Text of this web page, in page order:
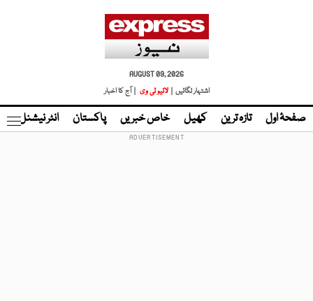
AUGUST 09, 2026
اشتہار لگائیں |
لائیو ٹی وی | آج کا اخبار
صفحۂ اول تازہ ترین کھیل خاص خبریں پاکستان انٹر نیشنل